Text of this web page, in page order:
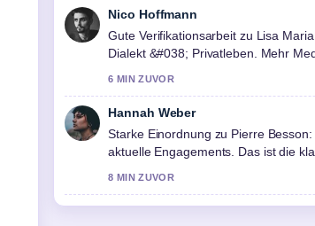
Nico Hoffmann
Gute Verifikationsarbeit zu Lisa
Dialekt &#038; Privatleben. Mehr
6 MIN ZUVOR
Hannah Weber
Starke Einordnung zu Pierre
aktuelle Engagements. Das ist die
8 MIN ZUVOR